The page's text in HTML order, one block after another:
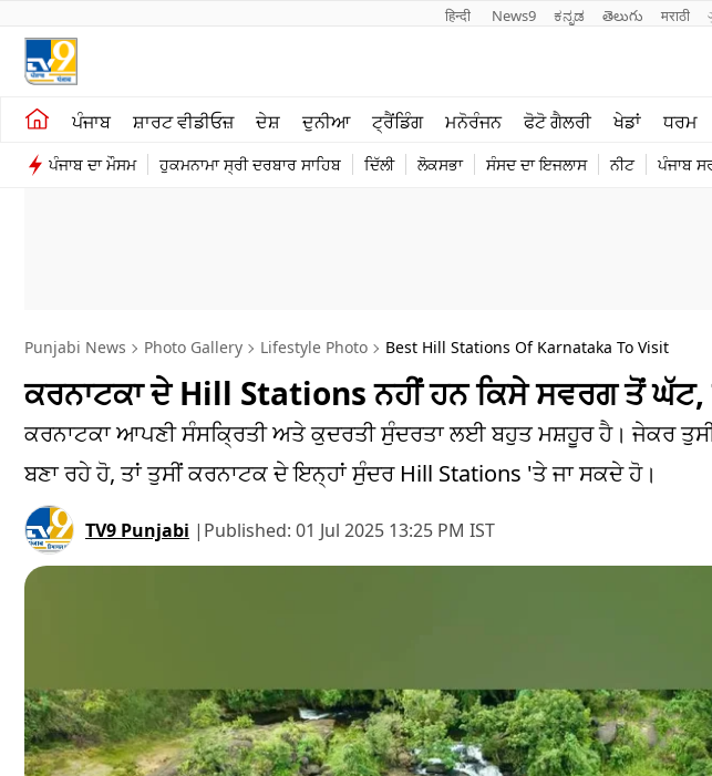
हिन्दी News9 ಕನ್ನಡ తెలుగు मराठी
ਪੰਜਾਬ ਸ਼ਾਰਟ ਵੀਡੀਓਜ਼ ਦੇਸ਼ ਦੁਨੀਆ ਟ੍ਰੈਂਡਿੰਗ ਮਨੋਰੰਜਨ ਫੋਟੋ ਗੈਲਰੀ ਖੇਡਾਂ ਧਰਮ
ਪੰਜਾਬ ਦਾ ਮੌਸਮ ਹੁਕਮਨਾਮਾ ਸ੍ਰੀ ਦਰਬਾਰ ਸਾਹਿਬ ਦਿੱਲੀ ਲੋਕਸਭਾ ਸੰਸਦ ਦਾ ਇਜਲਾਸ ਨੀਟ ਪੰਜਾਬ
ਖੇਤੀਬਾੜੀ
ਸ਼ਾਰਟ ਵੀਡੀਓਜ਼
ਮਨੋਰੰਜਨ
ਪੰਜਾਬ
Punjabi News Photo Gallery Lifestyle Photo Best Hill Stations Of Karnataka To Visit
ਕਰਨਾਟਕਾ ਦੇ Hill Stations ਨਹੀਂ ਹਨ ਕਿਸੇ ਸਵਰਗ ਤੋਂ ਘੱਟ,
ਕਰਨਾਟਕਾ ਆਪਣੀ ਸੰਸਕ੍ਰਿਤੀ ਅਤੇ ਕੁਦਰਤੀ ਸੁੰਦਰਤਾ ਲਈ ਬਹੁਤ ਮਸ਼ਹੂਰ ਹੈ। ਜੇਕਰ ਤੁਸੀਂ
ਬਣਾ ਰਹੇ ਹੋ, ਤਾਂ ਤੁਸੀਂ ਕਰਨਾਟਕ ਦੇ ਇਨ੍ਹਾਂ ਸੁੰਦਰ Hill Stations 'ਤੇ ਜਾ ਸਕਦੇ ਹੋ।
TV9 Punjabi | Published: 01 Jul 2025 13:25 PM IST